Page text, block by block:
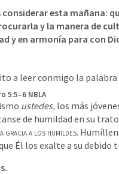
considerar esta mañana:
y la manera de
y en armonía para con
a leer conmigo la
5:5–6 NBLA
ustedes, los más
de humildad en su
gracia a los humildes.
Él los exalte a su debido